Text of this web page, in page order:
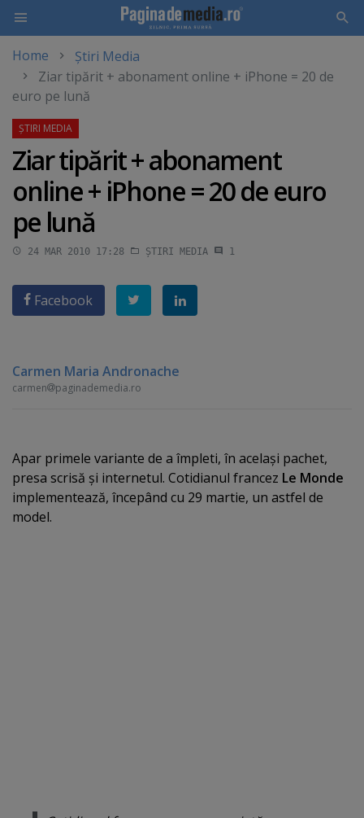
main
content
Home
Știri Media
Ziar tipărit + abonament online + iPhone = 20 de
euro pe lună
Ziar tipărit + abonament
online + iPhone = 20 de euro
pe lună
24 MAR 2010 17:28 ȘTIRI MEDIA 1
Facebook
Carmen Maria Andronache
carmen paginademedia.ro
Apar primele variante de a împleti, în acelaşi pachet,
presa scrisă şi internetul. Cotidianul francez Le Monde
implementează, începând cu 29 martie, un astfel de
model.